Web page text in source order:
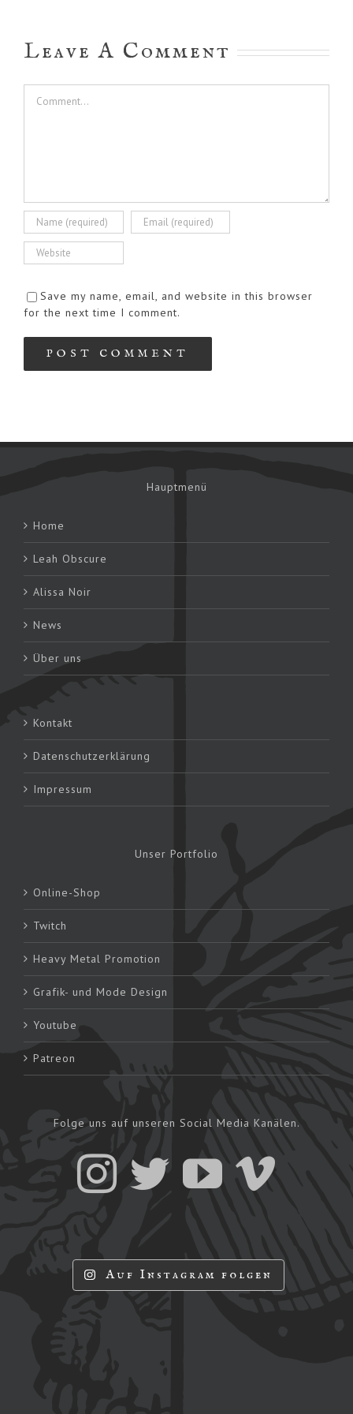
Leave A Comment
Save my name, email, and website in this browser
for the next time I comment.
Hauptmenü
Home
Leah Obscure
Alissa Noir
News
Über uns
Kontakt
Datenschutzerklärung
Impressum
Unser Portfolio
Online-Shop
Twitch
Heavy Metal Promotion
Grafik- und Mode Design
Youtube
Patreon
Folge uns auf unseren Social Media Kanälen.
Auf Instagram folgen